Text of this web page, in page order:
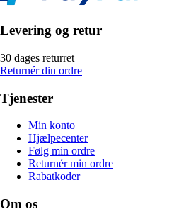
Levering og retur
30 dages returret
Returnér din ordre
Tjenester
Min konto
Hjælpecenter
Følg min ordre
Returnér min ordre
Rabatkoder
Om os